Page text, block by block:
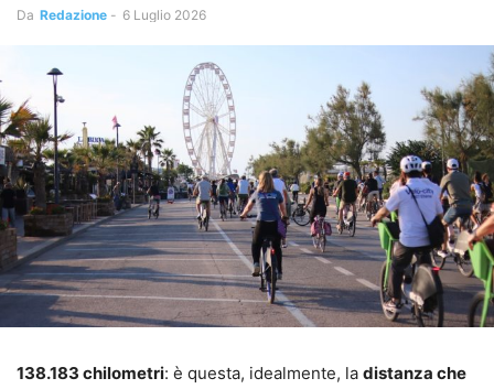
Da Redazione - 6 Luglio 2026
138.183 chilometri: è questa, idealmente, la distanza che